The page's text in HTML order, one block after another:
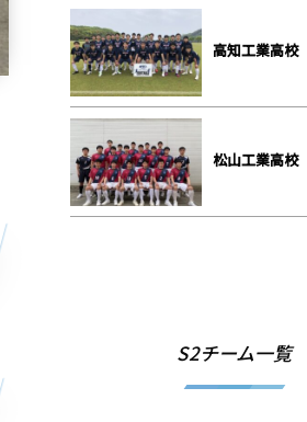
高知工業高校
松山工業高校
S2チーム一覧